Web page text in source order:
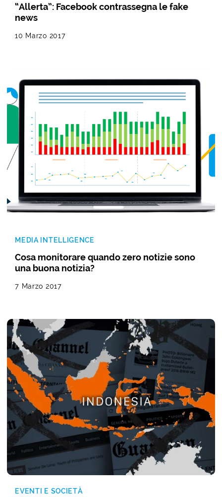
“Allerta”: Facebook contrassegna le fake
news
10 Marzo 2017
MEDIA INTELLIGENCE
Cosa monitorare quando zero notizie sono
una buona notizia?
7 Marzo 2017
EVENTI E SOCIETÀ